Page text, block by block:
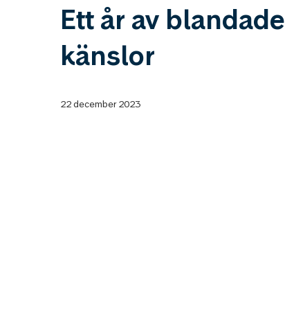
Ett år av blandade
känslor
22 december 2023